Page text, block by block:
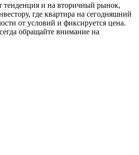
тенденция и на вторичный рынок,
где квартира на сегодняшний
от условий и фиксируется цена.
обращайте внимание на